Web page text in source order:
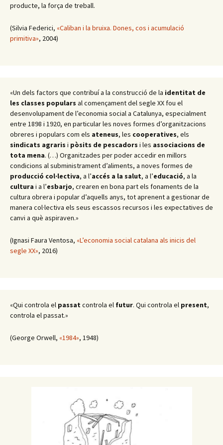
producte, la força de treball.
(Silvia Federici, «Caliban i la bruixa. Dones, cos i acumulació
primitiva», 2004)
«Un dels factors que contribuí a la construcció de la identitat de
les classes populars al començament del segle XX fou el
desenvolupament de l’economia social a Catalunya, especialment
entre 1898 i 1920, en particular les noves formes d’organitzacions
obreres i populars com els ateneus, les cooperatives, els
sindicats agraris i pòsits de pescadors i les associacions de
tota mena. (…) Organitzades per poder accedir en millors
condicions al subministrament d’aliments, a noves formes de
producció col·lectiva, a l’accés a la salut, a l’educació, a la
cultura i a l’esbarjo, crearen en bona part els fonaments de la
cultura obrera i popular d’aquells anys, tot aprenent a gestionar de
manera col·lectiva els seus escassos recursos i les expectatives de
canvi a què aspiraven.»
(Ignasi Faura Ventosa, «L’economia social catalana als inicis del
segle XX», 2016)
«Qui controla el passat controla el futur. Qui controla el present,
controla el passat.»
(George Orwell, «1984», 1948)